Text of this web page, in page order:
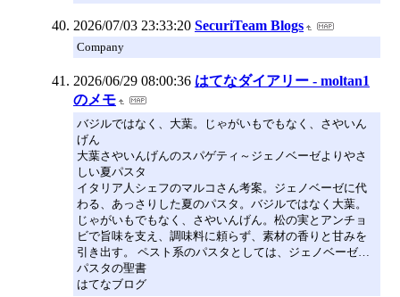
2026/07/03 23:33:20 SecuriTeam Blogs
Company
2026/06/29 08:00:36 はてなダイアリー - moltan1
のメモ
バジルではなく、大葉。じゃがいもでもなく、さやいん
げん
大葉さやいんげんのスパゲティ～ジェノベーゼよりやさ
しい夏パスタ
イタリア人シェフのマルコさん考案。ジェノベーゼに代
わる、あっさりした夏のパスタ。バジルではなく大葉。
じゃがいもでもなく、さやいんげん。松の実とアンチョ
ビで旨味を支え、調味料に頼らず、素材の香りと甘みを
引き出す。 ペスト系のパスタとしては、ジェノベーゼ…
パスタの聖書
はてなブログ